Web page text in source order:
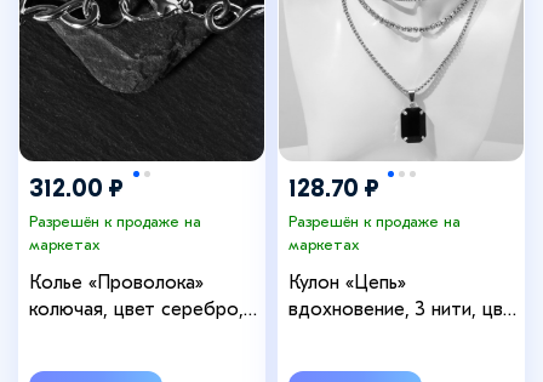
312.00 ₽
Разрешён к продаже на
маркетах
Колье «Проволока»
колючая, цвет серебро,
128.70 ₽
Разрешён к продаже на
маркетах
Кулон «Цепь»
вдохновение, 3 нити, цвет